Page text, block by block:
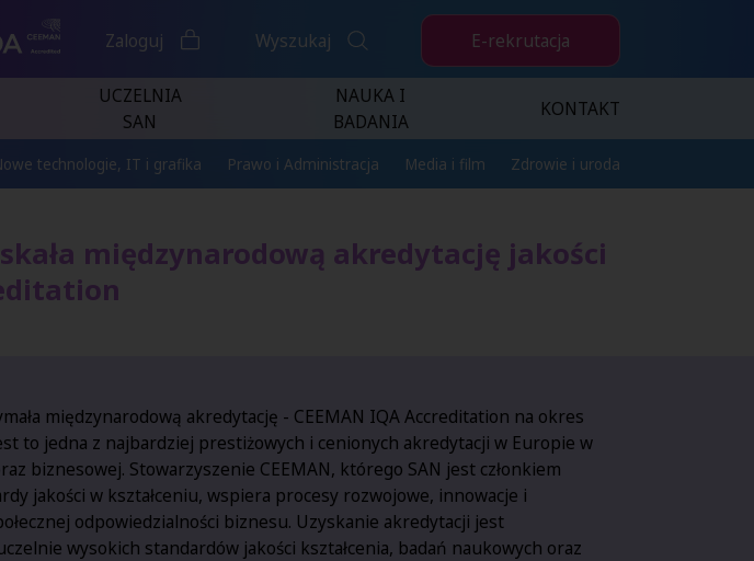
Zaloguj Wyszukaj E-rekrutacja
UCZELNIA
SAN
NAUKA I
BADANIA
KONTAKT
technologie, IT i grafika Prawo i Administracja Media i film Zdrowie i uroda
międzynarodową akredytację jakości
międzynarodową akredytację - CEEMAN IQA Accreditation na okres
to jedna z najbardziej prestiżowych i cenionych akredytacji w Europie w
biznesowej. Stowarzyszenie CEEMAN, którego SAN jest członkiem
jakości w kształceniu, wspiera procesy rozwojowe, innowacje i
odpowiedzialności biznesu. Uzyskanie akredytacji jest
wysokich standardów jakości kształcenia, badań naukowych oraz